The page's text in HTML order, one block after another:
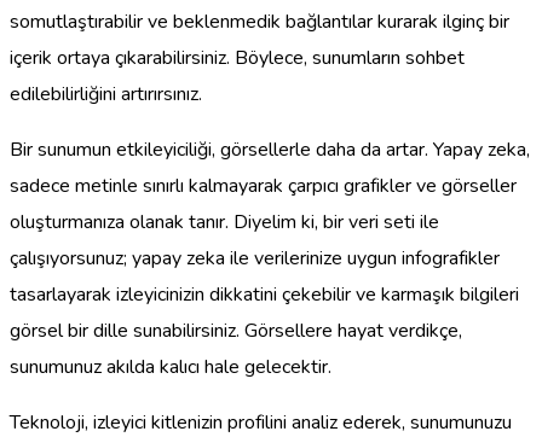
somutlaştırabilir ve beklenmedik bağlantılar kurarak ilginç bir
içerik ortaya çıkarabilirsiniz. Böylece, sunumların sohbet
edilebilirliğini artırırsınız.
Bir sunumun etkileyiciliği, görsellerle daha da artar. Yapay zeka,
sadece metinle sınırlı kalmayarak çarpıcı grafikler ve görseller
oluşturmanıza olanak tanır. Diyelim ki, bir veri seti ile
çalışıyorsunuz; yapay zeka ile verilerinize uygun infografikler
tasarlayarak izleyicinizin dikkatini çekebilir ve karmaşık bilgileri
görsel bir dille sunabilirsiniz. Görsellere hayat verdikçe,
sunumunuz akılda kalıcı hale gelecektir.
Teknoloji, izleyici kitlenizin profilini analiz ederek, sunumunuzu